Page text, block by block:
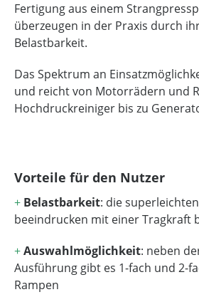
Fertigung aus einem
überzeugen in der Praxis durch
Belastbarkeit.
Das Spektrum an
und reicht von Motorrädern und
Hochdruckreiniger bis zu
Vorteile für den Nutzer
+ Belastbarkeit: die
beeindrucken mit einer Tragkraft
+Auswahlmöglichkeit: neben
Ausführung gibt es 1-fach und 2-
Rampen